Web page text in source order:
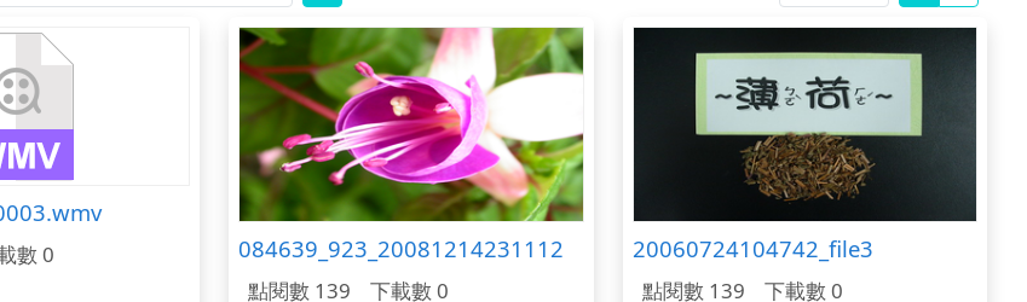
數 0 084639_923_20081214231112
點閱數 139 下載數 0
20060724104742_file3
點閱數 139 下載數 0